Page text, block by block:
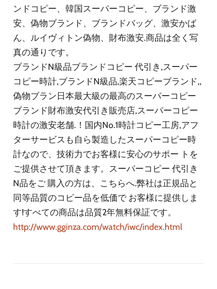
ンドコピー、韓国スーパーコピー、ブランド激
安、偽物ブランド、ブランドバッグ、激安かば
ん、ルイヴィトン偽物、財布激安.商品は全く写
真の通りです。
ブランドN級品ブランドコピー 代引き,スーパー
コピー時計,ブランドN級品,楽天コピーブランド,,
偽物ブラン日本最大級の最高のスーパーコピー
ブランド財布激安代引き販売店,スーパーコピー
時計の激安老舗.！国内No.1時計コピー工房,アフ
ターサービスも自ら製造したスーパーコピー時
計なので、技術力でお客様に安心のサポー トを
ご提供させて頂きます。スーパーコピー 代引き
N品をご 購入の方は、こちらへ.弊社は正規品と
同等品質のコピー品を低価で お客様に提供しま
す!すべての商品は品質2年無料保証です。
http://www.gginza.com/watch/iwc/index.html